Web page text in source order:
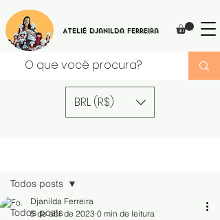
Ateliê Djanilda Ferreira
BRL (R$)
Todos posts
Todos posts
Djanilda Ferreira
5 de abr. de 2023 0 min de leitura